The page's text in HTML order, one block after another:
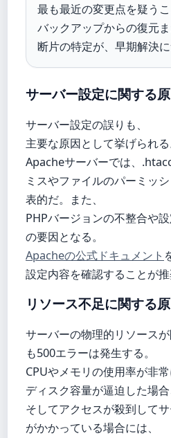
最も最近の変更点を疑うこ
バックアップからの復元
断片の特定が、早期解決に
サーバー設定に関する原
サーバー設定の誤りも、
主要な原因として挙げられる
Apacheサーバーでは、
ミスやファイルのパーミッ
表的だ。また、
PHPバージョンの不整合や
の要因となる。
Apacheの公式ドキュメント
設定内容を確認することが推
リソース不足に関する
サーバーの物理的リソース
も500エラーは発生する。
CPUやメモリの使用率が非常
ディスク容量が逼迫した場合
そしてアクセスが殺到して
がかかっている場合には、